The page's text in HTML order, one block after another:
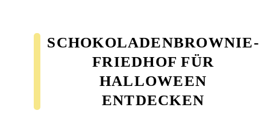
SCHOKOLADENBROWNIE-
FRIEDHOF FÜR
HALLOWEEN
ENTDECKEN